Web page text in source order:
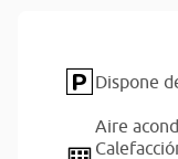
Dispone
Aire